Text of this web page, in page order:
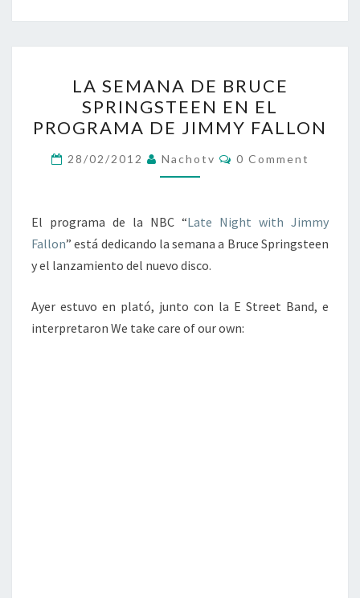
SEMANA
DE
BRUCE
SPRINGSTEEN
EN
PROGRAMA
DE
JIMMY
LA SEMANA DE BRUCE
SPRINGSTEEN EN EL
PROGRAMA DE JIMMY FALLON
28/02/2012 Nachotv Comments
0 Comment
El programa de la NBC “Late Night with Jimmy
Fallon” está dedicando la semana a Bruce Springsteen
y el lanzamiento del nuevo disco.
Ayer estuvo en plató, junto con la E Street Band, e
interpretaron We take care of our own: